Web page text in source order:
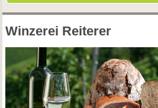
Winzerei Reiterer